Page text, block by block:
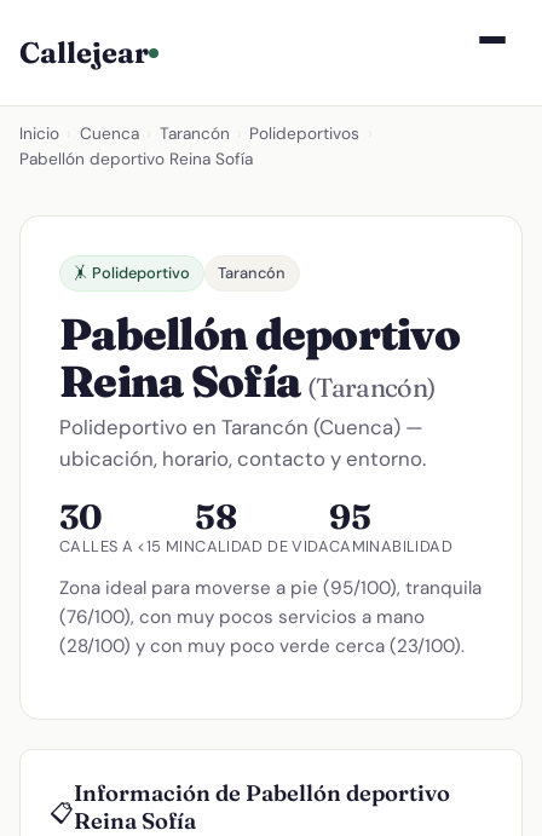
Callejear
Inicio Cuenca Tarancón Polideportivos
Pabellón deportivo Reina Sofía
🤸 Polideportivo Tarancón
Pabellón deportivo
Reina Sofía (Tarancón)
Polideportivo en Tarancón (Cuenca) —
ubicación, horario, contacto y entorno.
30
CALLES A <15 MIN
58
CALIDAD DE VIDA
95
CAMINABILIDAD
Zona ideal para moverse a pie (95/100), tranquila
(76/100), con muy pocos servicios a mano
(28/100) y con muy poco verde cerca (23/100).
📋
Información de Pabellón deportivo
Reina Sofía